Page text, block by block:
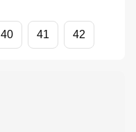
40 41 42